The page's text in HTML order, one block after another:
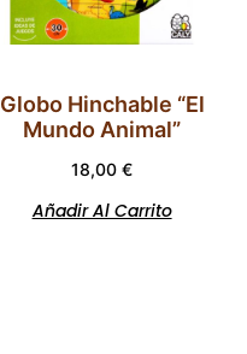
Globo Hinchable “El
Mundo Animal”
18,00€
Añadir Al Carrito